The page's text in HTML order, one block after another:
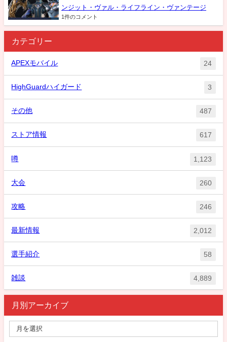
ンジット・ヴァル・ライフライン・ヴァンテージ
1件のコメント
カテゴリー
APEXモバイル 24
HighGuardハイガード 3
その他 487
ストア情報 617
噂 1,123
大会 260
攻略 246
最新情報 2,012
選手紹介 58
雑談 4,889
月別アーカイブ